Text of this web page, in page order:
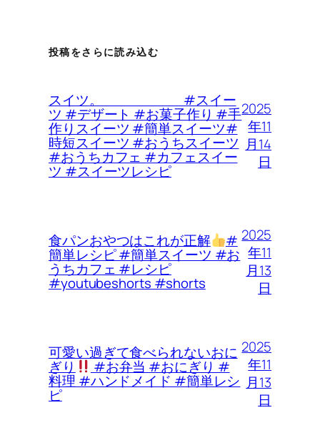
投稿をさらに読み込む
スイツ。 #スイー
ツ #デザート #お菓子作り #手
作りスイーツ #簡単スイーツ#
時短スイーツ #おうちスイーツ
#おうちカフェ #カフェスイー
ツ #スイーツレシピ
2025
年11
月14
日
食パンおやつはこれが正解 #
簡単レシピ #簡単スイーツ #お
うちカフェ #レシピ
#youtubeshorts #shorts
2025
年11
月13
日
可愛い過ぎて食べられないおに
ぎり #お弁当 #おにぎり #
料理 #ハンドメイド #簡単レシ
ピ
2025
年11
月13
日